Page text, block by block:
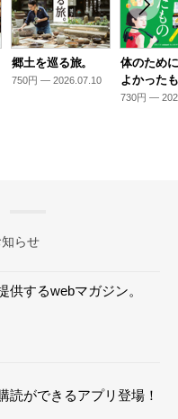
郷土を巡る旅。
750円 — 2026.07.10
体のため
よかった
730円 —
らせ
供するwebマガジン。
読ができるアプリ登場！